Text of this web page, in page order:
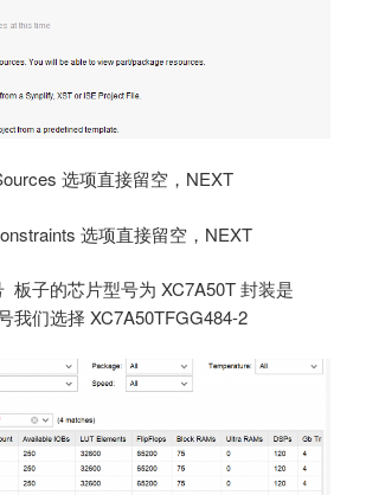
选项直接留空，NEXT
选项直接留空，NEXT
板子的芯片型号为 XC7A50T 封装是
我们选择 XC7A50TFGG484-2